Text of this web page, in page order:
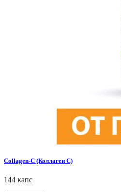
Collagen-C (Коллаген С)
144 капс